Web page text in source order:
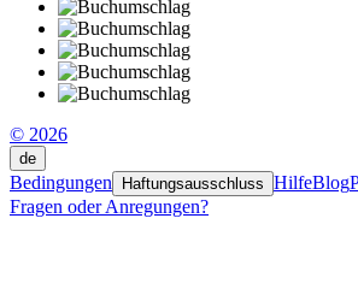
© 2026
de
Bedingungen Haftungsausschluss HilfeBlog
Fragen oder Anregungen?